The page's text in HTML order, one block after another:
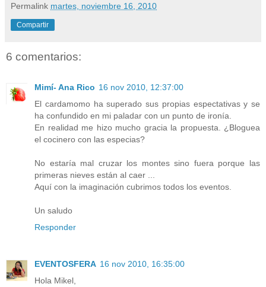
Permalink martes, noviembre 16, 2010
Compartir
6 comentarios:
Mimí- Ana Rico 16 nov 2010, 12:37:00
El cardamomo ha superado sus propias espectativas y se
ha confundido en mi paladar con un punto de ironía.
En realidad me hizo mucho gracia la propuesta. ¿Bloguea
el cocinero con las especias?
No estaría mal cruzar los montes sino fuera porque las
primeras nieves están al caer ...
Aquí con la imaginación cubrimos todos los eventos.
Un saludo
Responder
EVENTOSFERA 16 nov 2010, 16:35:00
Hola Mikel,